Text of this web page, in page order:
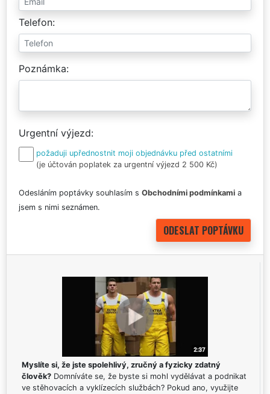
Telefon
Poznámka
Urgentní výjezd
požaduji upřednostnit moji objednávku před ostatními
(je účtován poplatek za urgentní výjezd 2 500 Kč)
Odesláním poptávky souhlasím s Obchodními podmínkami a
jsem s nimi seznámen.
Myslíte si, že jste spolehlivý, zručný a fyzicky zdatný
člověk? Domníváte se, že byste si mohl vydělávat a podnikat
ve stěhovacích a vyklízecích službách? Pokud ano, využijte